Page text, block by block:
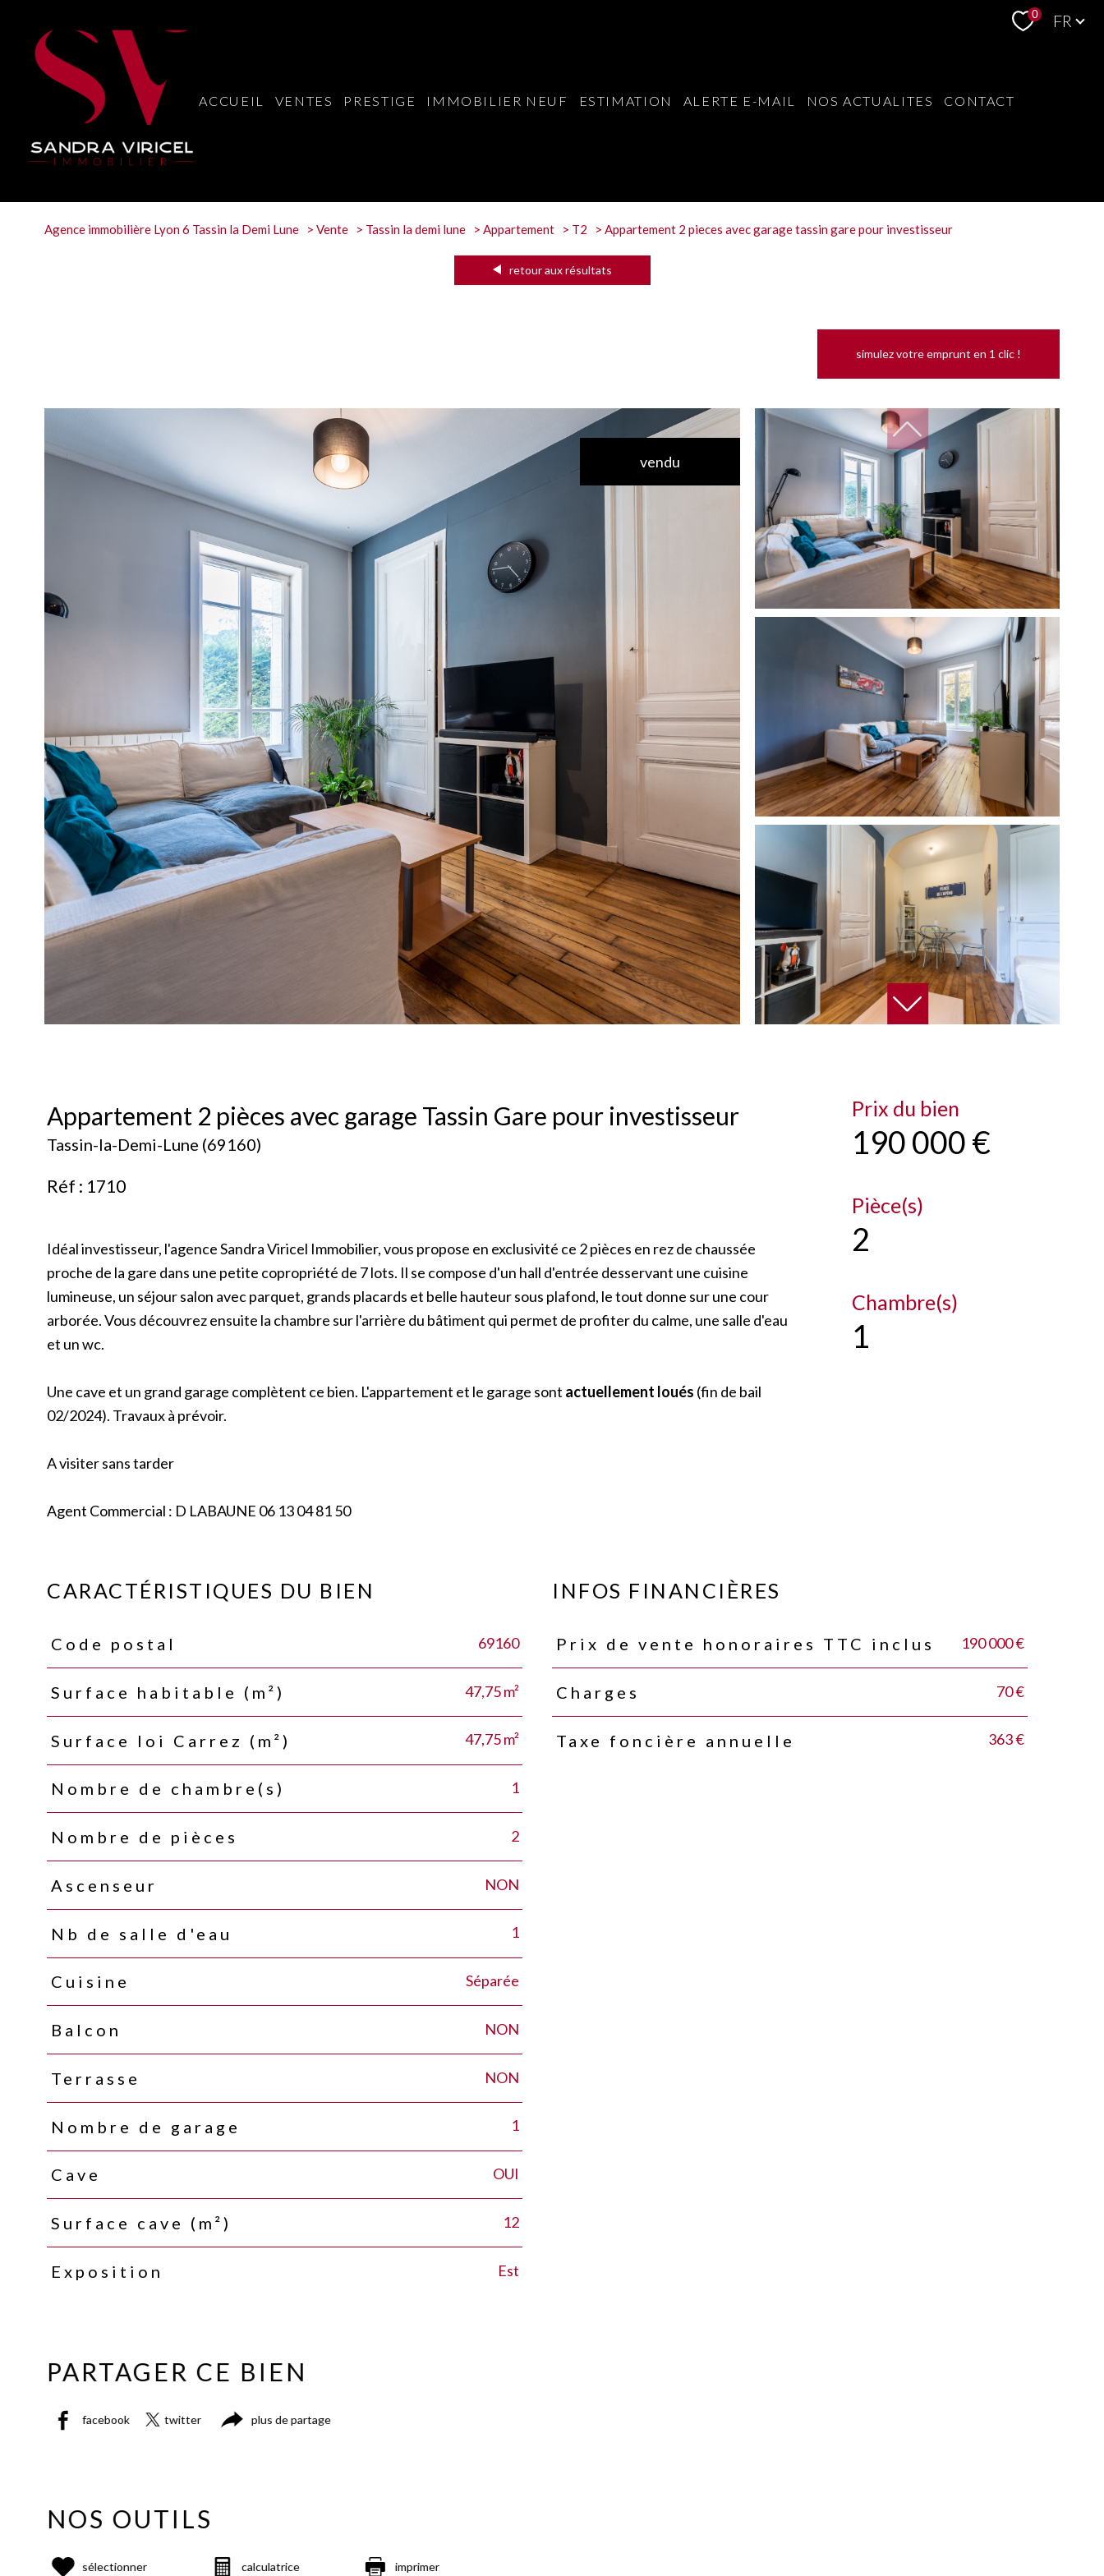
0 FR
ACCUEIL VENTES PRESTIGE IMMOBILIER NEUF ESTIMATION ALERTE E-MAIL NOS ACTUALITES CONTACT
Agence immobilière Lyon 6 Tassin la Demi Lune Vente Tassin la demi lune Appartement T2 Appartement 2 pieces avec garage tassin gare pour investisseur
retour aux résultats
simulez votre emprunt en 1 clic !
vendu
Appartement 2 pièces avec garage Tassin Gare pour investisseur
Tassin-la-Demi-Lune (69160)
Réf : 1710
Idéal investisseur, l'agence Sandra Viricel Immobilier, vous propose en exclusivité ce 2 pièces en rez de chaussée
proche de la gare dans une petite copropriété de 7 lots. Il se compose d'un hall d'entrée desservant une cuisine
lumineuse, un séjour salon avec parquet, grands placards et belle hauteur sous plafond, le tout donne sur une cour
arborée. Vous découvrez ensuite la chambre sur l'arrière du bâtiment qui permet de profiter du calme, une salle d'eau
et un wc.
Une cave et un grand garage complètent ce bien. L'appartement et le garage sont actuellement loués (fin de bail
02/2024). Travaux à prévoir.
A visiter sans tarder
Agent Commercial : D LABAUNE 06 13 04 81 50
Prix du bien
190 000 €
Pièce(s)
2
Chambre(s)
1
CARACTÉRISTIQUES DU BIEN
Caractéristiques Valeurs
Code postal 69160
Surface habitable (m²) 47,75 m²
Surface loi Carrez (m²) 47,75 m²
Nombre de chambre(s) 1
Nombre de pièces 2
Ascenseur NON
Nb de salle d'eau 1
Cuisine Séparée
Balcon NON
Terrasse NON
Nombre de garage 1
Cave OUI
Surface cave (m²) 12
Exposition Est
INFOS FINANCIÈRES
Caractéristiques Valeurs
Prix de vente honoraires TTC inclus 190 000 €
Charges 70 €
Taxe foncière annuelle 363 €
PARTAGER CE BIEN
facebook twitter plus de partage
NOS OUTILS
sélectionner calculatrice imprimer